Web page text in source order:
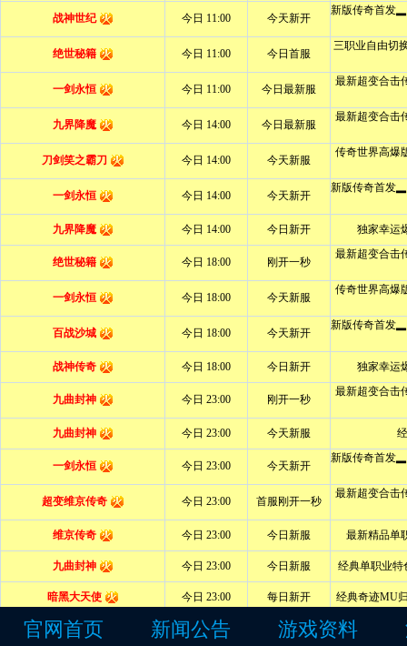
官网首页 新闻公告 游戏资料